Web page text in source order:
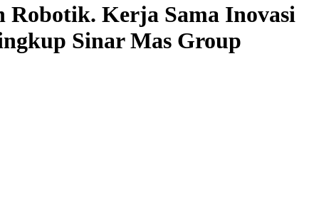
Robotik. Kerja Sama Inovasi
Sinar Mas Group